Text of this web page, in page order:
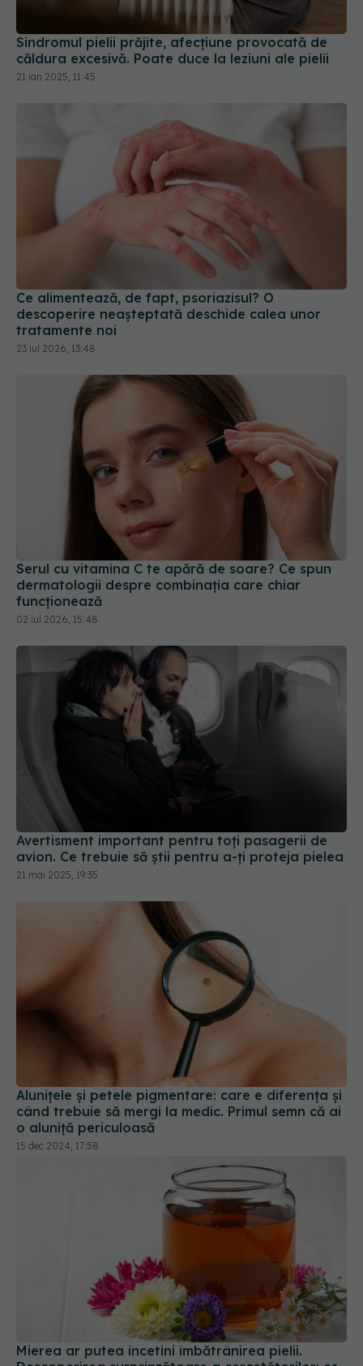
căldura excesivă. Poate duce la leziuni ale pielii
21 ian 2025, 11:45
Ce alimentează, de fapt, psoriazisul? O
descoperire neașteptată deschide calea unor
tratamente noi
23 iul 2026, 13:48
Serul cu vitamina C te apără de soare? Ce spun
dermatologii despre combinația care chiar
funcționează
02 iul 2026, 15:48
Avertisment important pentru toți pasagerii de
avion. Ce trebuie să știi pentru a-ți proteja pielea
21 mai 2025, 19:35
Alunițele și petele pigmentare: care e diferența și
când trebuie să mergi la medic. Primul semn că ai
o aluniță periculoasă
15 dec 2024, 17:58
Mierea ar putea încetini îmbătrânirea pielii.
Descoperirea surprinzătoare a cercetătorilor: ce
se întâmplă cu celulele expuse la soare
09 iul 2026, 15:40